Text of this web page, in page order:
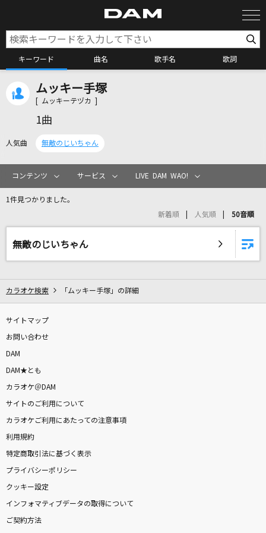
キーワード 曲名 歌手名 歌詞
カラオケ検索
カラオケリクエスト
リアルタイムで歌われている曲の一覧
Hilcrhyme(ヒルクライム)
[生音]チェリー
田園
玉置浩二
[生音]言えないよ
郷ひろみ
ムッキー手塚
[ ムッキーテヅカ ]
1曲
人気曲 無敵のじいちゃん
コンテンツ サービス LIVE DAM WAO!
1件見つかりました。
新着順 人気順 50音順
無敵のじいちゃん
カラオケ検索 「ムッキー手塚」の詳細
サイトマップ
お問い合わせ
DAM
DAM★とも
カラオケ＠DAM
サイトのご利用について
カラオケご利用にあたっての注意事項
利用規約
特定商取引法に基づく表示
プライバシーポリシー
クッキー設定
インフォマティブデータの取得について
ご契約方法